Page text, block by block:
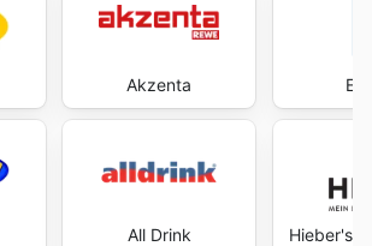
Akzenta
All Drink
E-
Hieber's